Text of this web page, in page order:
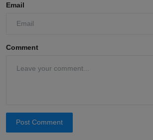
Email
Comment
Post Comment